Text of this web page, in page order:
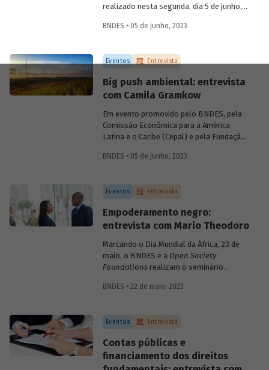
realizado nesta segunda, dia 5 de junho,
estratégias para destravar a transição
Latina. Para saber mais sobre
possibilidades de financiamento para uma
Brasil, entrevistamos os economistas
Gabriel Aidar e Flávia Moraes, autores do
relatório "Financiando o
Big Push:
caminhos para destravar a transição
social e ecológica no Brasil".
BNDES • 05 de junho, 2023
Eventos Entrevista
Big push ambiental: entrevista
com Camila Gramkow
Em evento promovido pelo BNDES, pela
Comissão Econômica para a América
Latina e o Caribe (Cepal) e pela Fundação
segunda-feira, 5 de junho, especialistas
no Brasil e na América Latina. Para saber
ambiental, conversamos com a
economista Camila Gramkow, da Cepal,
que coordenou o relatório “Financiando o
Big Push: caminhos para destravar a
transição social e ecológica no Brasil”,
BNDES • 05 de junho, 2023
Eventos Entrevista
Empoderamento negro:
entrevista com Mario Theodoro
Marcando o Dia Mundial da África, 23 de
maio, o BNDES e a Open Society
Foundationsrealizam o seminário
Transformação da Economia. O encontro
financeiro e empresarial brasileiros. Em
entrevista para o blog, o professor Mario
Theodoro comenta o impacto da
desigualdade na história econômica do
BNDES • 22 de maio, 2023
Eventos Entrevista
Contas públicas e
financiamento dos direitos